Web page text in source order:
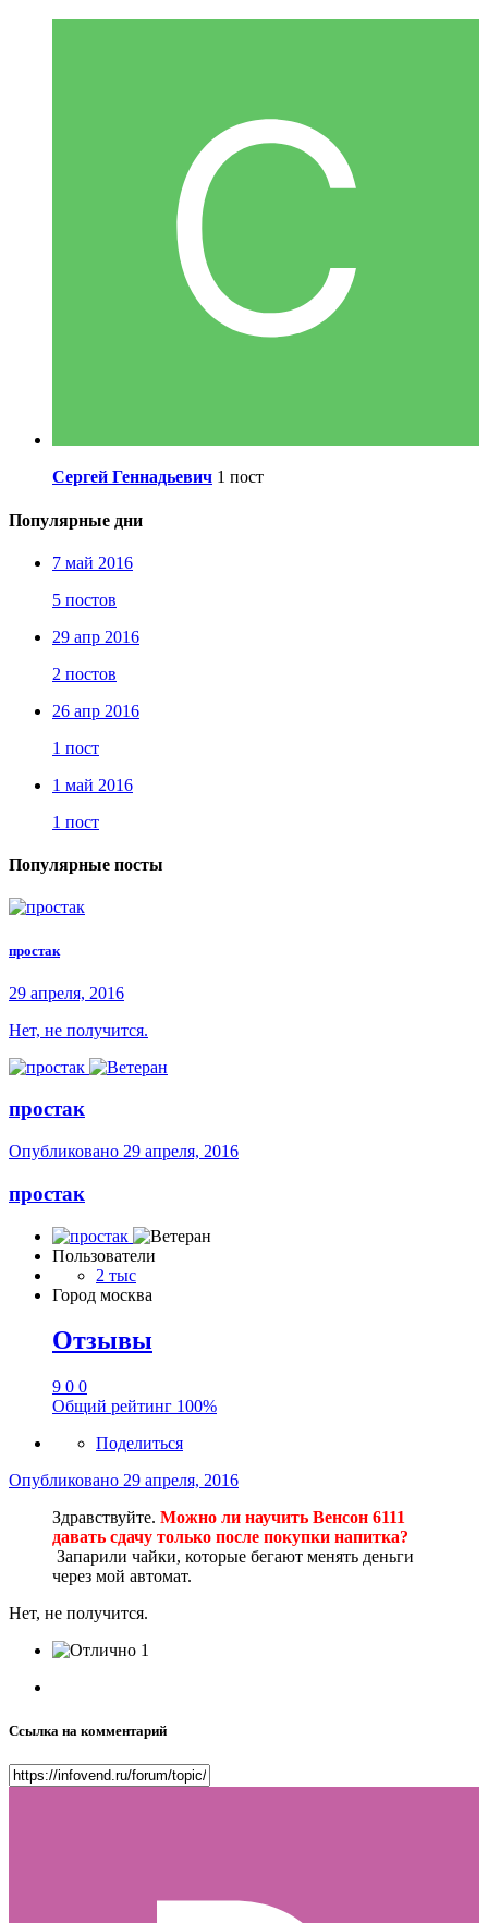
Сергей Геннадьевич 1 пост
Популярные дни
7 май 2016
5 постов
29 апр 2016
2 постов
26 апр 2016
1 пост
1 май 2016
1 пост
Популярные посты
простак
29 апреля, 2016
Нет, не получится.
простак
Опубликовано 29 апреля, 2016
простак
Пользователи
2 тыс
Город москва
Отзывы
9 0 0
Общий рейтинг 100%
Поделиться
Опубликовано 29 апреля, 2016
Здравствуйте. Можно ли научить Венсон 6111
давать сдачу только после покупки напитка?
Запарили чайки, которые бегают менять деньги
через мой автомат.
Нет, не получится.
1
Ссылка на комментарий